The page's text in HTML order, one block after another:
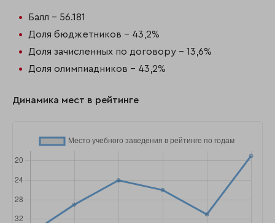
Балл - 56.181
Доля бюджетников - 43,2%
Доля зачисленных по договору - 13,6%
Доля олимпиадников - 43,2%
Динамика мест в рейтинге